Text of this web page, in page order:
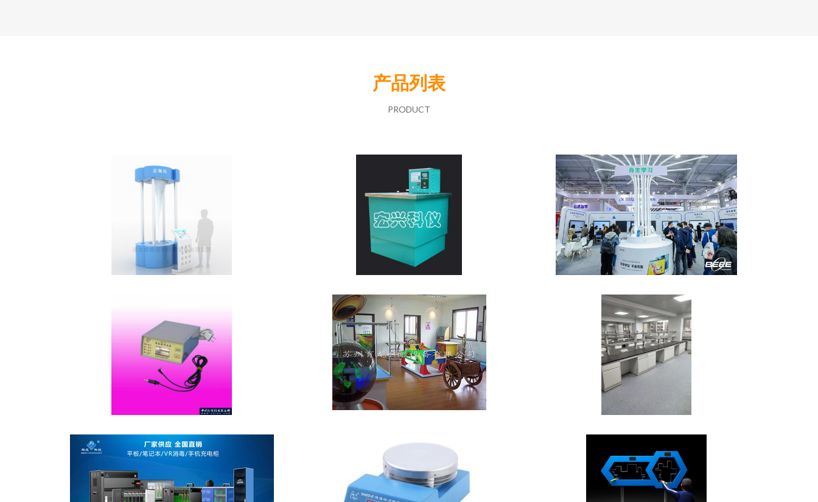
产品列表
PRODUCT